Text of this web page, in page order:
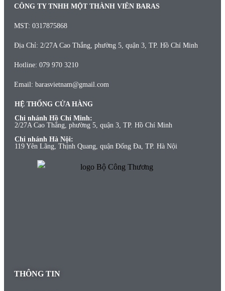
CÔNG TY TNHH MỘT THÀNH VIÊN BARAS
MST: 0317875868
Địa Chỉ: 2/27A Cao Thắng, phường 5, quận 3, TP. Hồ Chí Minh
Hotline: 079 970 3210
Email: barasvietnam@gmail.com
HỆ THỐNG CỬA HÀNG
Chi nhánh Hồ Chí Minh:
2/27A Cao Thắng, phường 5, quận 3, TP. Hồ Chí Minh
Chi nhánh Hà Nội:
119 Yên Lãng, Thịnh Quang, quận Đống Đa, TP. Hà Nội
THÔNG TIN